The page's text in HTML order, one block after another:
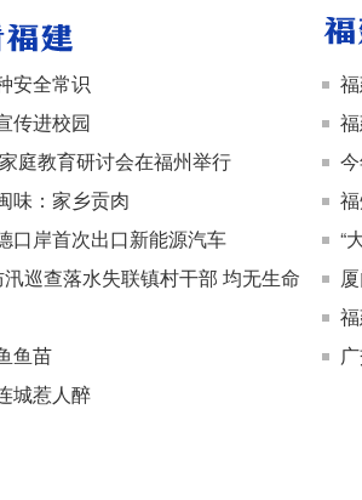
安全常识
传进校园
庭教育研讨会在福州举行
味：家乡贡肉
口岸首次出口新能源汽车
巡查落水失联镇村干部 均无生命
鱼苗
城惹人醉
“